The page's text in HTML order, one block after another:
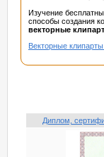
Изучение
способы создания
векторные
Векторные
Диплом,